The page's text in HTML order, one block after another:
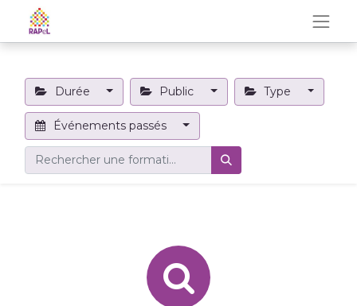
Durée Public Type
Événements passés